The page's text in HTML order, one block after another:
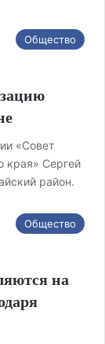
Общество
«Совет
края» Сергей
район.
Общество
на